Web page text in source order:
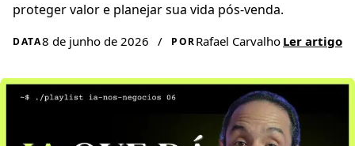
proteger valor e planejar sua vida pós-venda.
DATA8 de junho de 2026 / PORRafael Carvalho Ler artigo